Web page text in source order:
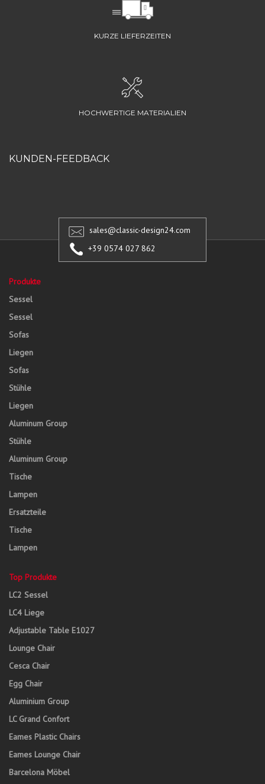
KURZE LIEFERZEITEN
HOCHWERTIGE MATERIALIEN
KUNDEN-FEEDBACK
sales@classic-design24.com
+39 0574 027 862
Produkte
Sessel
Sessel
Sofas
Liegen
Sofas
Stühle
Liegen
Aluminum Group
Stühle
Aluminum Group
Tische
Lampen
Ersatzteile
Tische
Lampen
Top Produkte
LC2 Sessel
LC4 Liege
Adjustable Table E1027
Lounge Chair
Cesca Chair
Egg Chair
Aluminium Group
LC Grand Confort
Eames Plastic Chairs
Eames Lounge Chair
Barcelona Möbel